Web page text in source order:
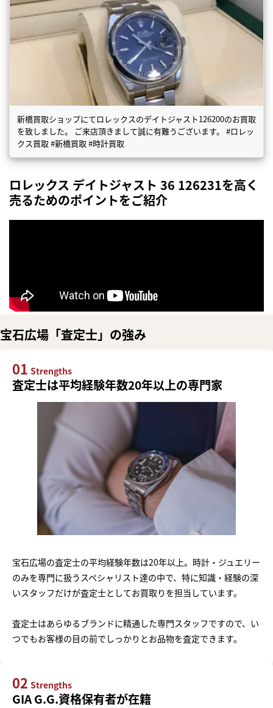
新橋買取ショップにてロレックスのデイトジャスト126200のお買取
を致しました。 ご来店頂きまして誠に有難うございます。 #ロレッ
クス買取 #新橋買取 #時計買取
ロレックス デイトジャスト 36 126231を高く
売るためのポイントをご紹介
宝石広場「査定士」の強み
01 Strengths
査定士は平均経験年数20年以上の専門家
宝石広場の査定士の平均経験年数は20年以上。時計・ジュエリー
のみを専門に扱うスペシャリスト達の中で、特に知識・経験の深
いスタッフだけが査定士としてお買取りを担当しています。
査定士はあらゆるブランドに精通した専門スタッフですので、い
つでもお客様の目の前でしっかりとお品物を査定できます。
02 Strengths
GIA G.G.資格保有者が在籍